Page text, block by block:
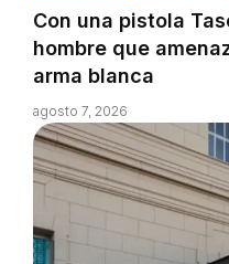
Con una pistola
hombre que
arma blanca
agosto 7, 2026